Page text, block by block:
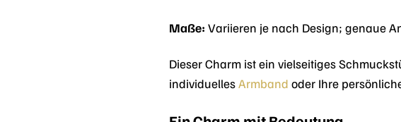
Maße: Variieren je nach Design; genaue
Dieser Charm ist ein vielseitiges
individuellesArmband oder Ihre